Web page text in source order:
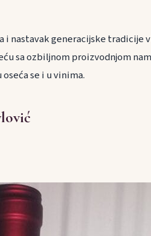
i nastavak generacijske tradicije
sa ozbiljnom proizvodnjom
se i u vinima.